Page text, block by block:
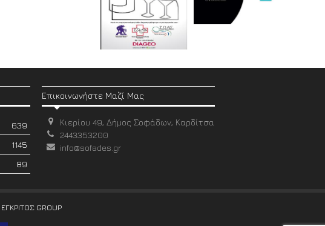
639
1145
89
Επικοινωνήστε Μαζί Μας
Κιερίου 49, Δήμος Σοφάδων, Καρδίτσα
2443353200
info@sofades.gr
ΕΓΚΡΙΤΟΣ GROUP